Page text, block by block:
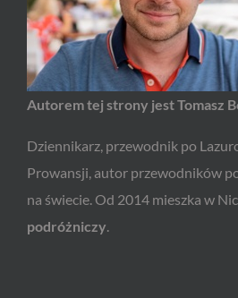
Autorem tej strony jest Tomasz
Dziennikarz, przewodnik po
Prowansji, autor przewodników
na świecie. Od 2014 mieszka w
podróżniczy